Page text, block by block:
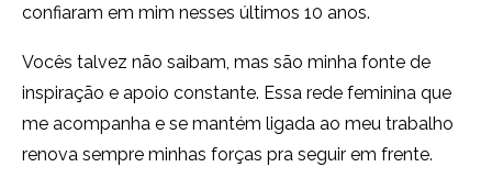
confiaram em mim nesses últimos 10 anos.
Vocês talvez não saibam, mas são minha fonte de
inspiração e apoio constante. Essa rede feminina que
me acompanha e se mantém ligada ao meu trabalho
renova sempre minhas forças pra seguir em frente.